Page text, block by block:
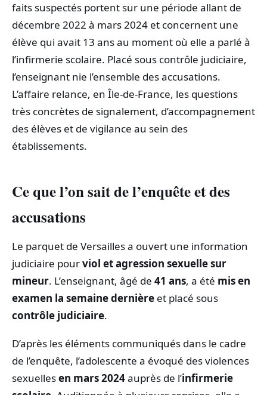
faits suspectés portent sur une période allant de
décembre 2022 à mars 2024 et concernent une
élève qui avait 13 ans au moment où elle a parlé à
l’infirmerie scolaire. Placé sous contrôle judiciaire,
l’enseignant nie l’ensemble des accusations.
L’affaire relance, en Île-de-France, les questions
très concrètes de signalement, d’accompagnement
des élèves et de vigilance au sein des
établissements.
Ce que l’on sait de l’enquête et des
accusations
Le parquet de Versailles a ouvert une information
judiciaire pourviol et agression sexuelle sur
mineur. L’enseignant, âgé de 41 ans, a été mis en
examen la semaine dernière et placé sous
contrôle judiciaire.
D’après les éléments communiqués dans le cadre
de l’enquête, l’adolescente a évoqué des violences
sexuellesen mars 2024auprès de l’infirmerie